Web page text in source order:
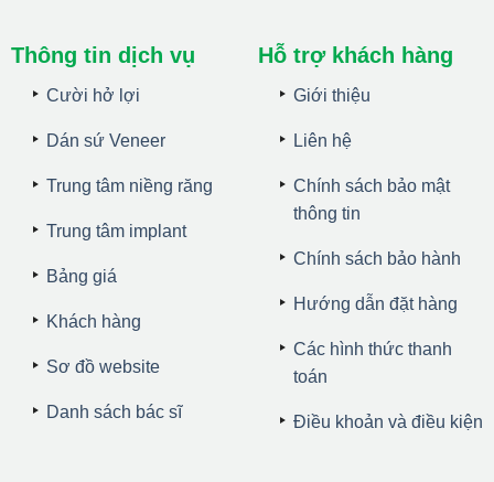
Thông tin dịch vụ
Cười hở lợi
Dán sứ Veneer
Trung tâm niềng răng
Trung tâm implant
Bảng giá
Khách hàng
Sơ đồ website
Danh sách bác sĩ
Hỗ trợ khách hàng
Giới thiệu
Liên hệ
Chính sách bảo mật
thông tin
Chính sách bảo hành
Hướng dẫn đặt hàng
Các hình thức thanh
toán
Điều khoản và điều kiện